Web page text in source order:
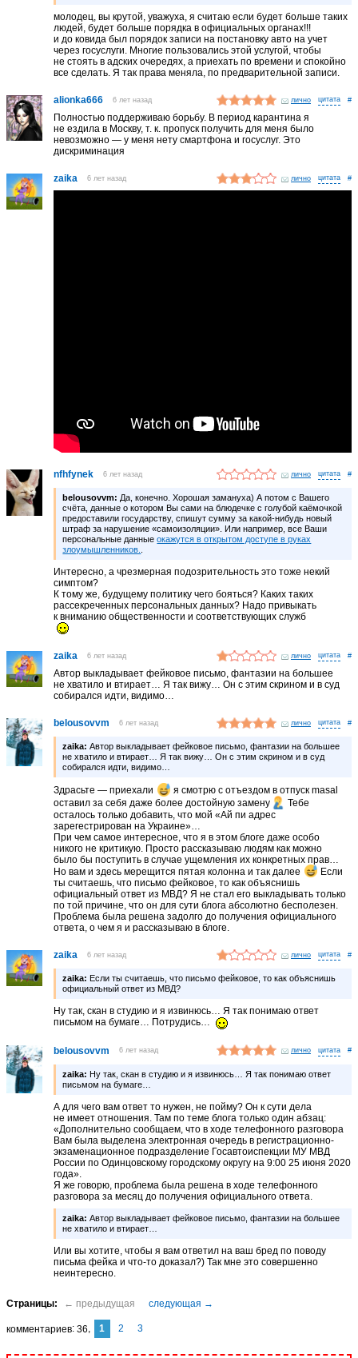
молодец, вы крутой, уважуха, я считаю если будет больше таких
людей, будет больше порядка в официальных органах!!!
и до ковида был порядок записи на постановку авто на учет
через госуслуги. Многие пользовались этой услугой, чтобы
не стоять в адских очередях, а приехать по времени и спокойно
все сделать. Я так права меняла, по предварительной записи.
alionka666 6 лет назад лично #
Полностью поддерживаю борьбу. В период карантина я
не ездила в Москву, т. к. пропуск получить для меня было
невозможно — у меня нету смартфона и госуслуг. Это
дискриминация
zaika 6 лет назад лично #
nfhfynek 6 лет назад лично #
belousovvm: Да, конечно. Хорошая замануха) А потом с Вашего
счёта, данные о котором Вы сами на блюдечке с голубой каёмочкой
предоставили государству, спишут сумму за какой-нибудь новый
штраф за нарушение «самоизоляции». Или например, все Ваши
персональные данныеокажутся в открытом доступе в руках
злоумышленников.
Интересно, а чрезмерная подозрительность это тоже некий
симптом?
К тому же, будущему политику чего бояться? Каких таких
рассекреченных персональных данных? Надо привыкать
к вниманию общественности и соответствующих служб
zaika 6 лет назад лично #
Автор выкладывает фейковое письмо, фантазии на большее
не хватило и втирает… Я так вижу… Он с этим скрином и в суд
собирался идти, видимо…
belousovvm 6 лет назад лично #
zaika: Автор выкладывает фейковое письмо, фантазии на большее
не хватило и втирает… Я так вижу… Он с этим скрином и в суд
собирался идти, видимо…
Здрасьте — приехали
я смотрю с отъездом в отпуск masal
оставил за себя даже более достойную замену
Тебе
осталось только добавить, что мой «Ай пи адрес
зарегестрирован на Украине»…
При чем самое интересное, что я в этом блоге даже особо
никого не критикую. Просто рассказываю людям как можно
было бы поступить в случае ущемления их конкретных прав…
Но вам и здесь мерещится пятая колонна и так далее
Если
ты считаешь, что письмо фейковое, то как объяснишь
официальный ответ из МВД? Я не стал его выкладывать только
по той причине, что он для сути блога абсолютно бесполезен.
Проблема была решена задолго до получения официального
ответа, о чем я и рассказываю в блоге.
zaika 6 лет назад лично #
zaika: Если ты считаешь, что письмо фейковое, то как объяснишь
официальный ответ из МВД?
Ну так, скан в студию и я извинюсь… Я так понимаю ответ
письмом на бумаге… Потрудись…
belousovvm 6 лет назад лично #
zaika: Ну так, скан в студию и я извинюсь… Я так понимаю ответ
письмом на бумаге…
А для чего вам ответ то нужен, не пойму? Он к сути дела
не имеет отношения. Там по теме блога только один абзац:
«Дополнительно сообщаем, что в ходе телефонного разговора
Вам была выделена электронная очередь в регистрационно-
экзаменационное подразделение Госавтоиспекции МУ МВД
России по Одинцовскому городскому округу на 9:00 25 июня 2020
года».
Я же говорю, проблема была решена в ходе телефонного
разговора за месяц до получения официального ответа.
zaika: Автор выкладывает фейковое письмо, фантазии на большее
не хватило и втирает…
Или вы хотите, чтобы я вам ответил на ваш бред по поводу
письма фейка и что-то доказал?) Так мне это совершенно
неинтересно.
комментариев 36 1 2 3